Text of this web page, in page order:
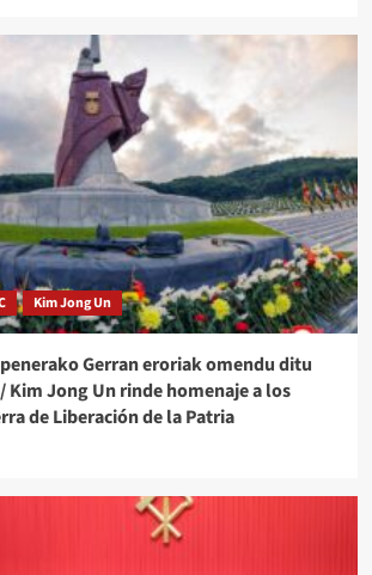
Kim Jong Un
Gerran eroriak omendu ditu
Kim Jong Un rinde homenaje a los
de Liberación de la Patria